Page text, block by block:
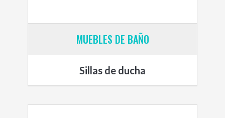
MUEBLES DE BAÑO
Sillas de ducha